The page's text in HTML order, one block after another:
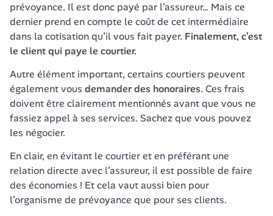
prévoyance. Il est donc payé par l’assureur… Mais ce
dernier prend en compte le coût de cet intermédiaire
dans la cotisation qu’il vous fait payer. Finalement, c’est
le client qui paye le courtier.
Autre élément important, certains courtiers peuvent
également vous demander des honoraires. Ces frais
doivent être clairement mentionnés avant que vous ne
fassiez appel à ses services. Sachez que vous pouvez
les négocier.
En clair, en évitant le courtier et en préférant une
relation directe avec l’assureur, il est possible de faire
des économies ! Et cela vaut aussi bien pour